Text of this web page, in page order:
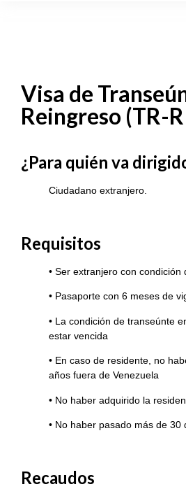
Visa de
Reingreso (TR-
¿Para quién va
Ciudadano extranjero.
Requisitos
• Ser extranjero con condición
• Pasaporte con 6 meses de
• La condición de transeúnte
estar vencida
• En caso de residente, no
años fuera de Venezuela
• No haber adquirido la
• No haber pasado más de 30
Recaudos